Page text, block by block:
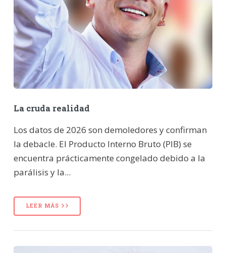
La cruda realidad
Los datos de 2026 son demoledores y confirman
la debacle. El Producto Interno Bruto (PIB) se
encuentra prácticamente congelado debido a la
parálisis y la...
LEER MÁS